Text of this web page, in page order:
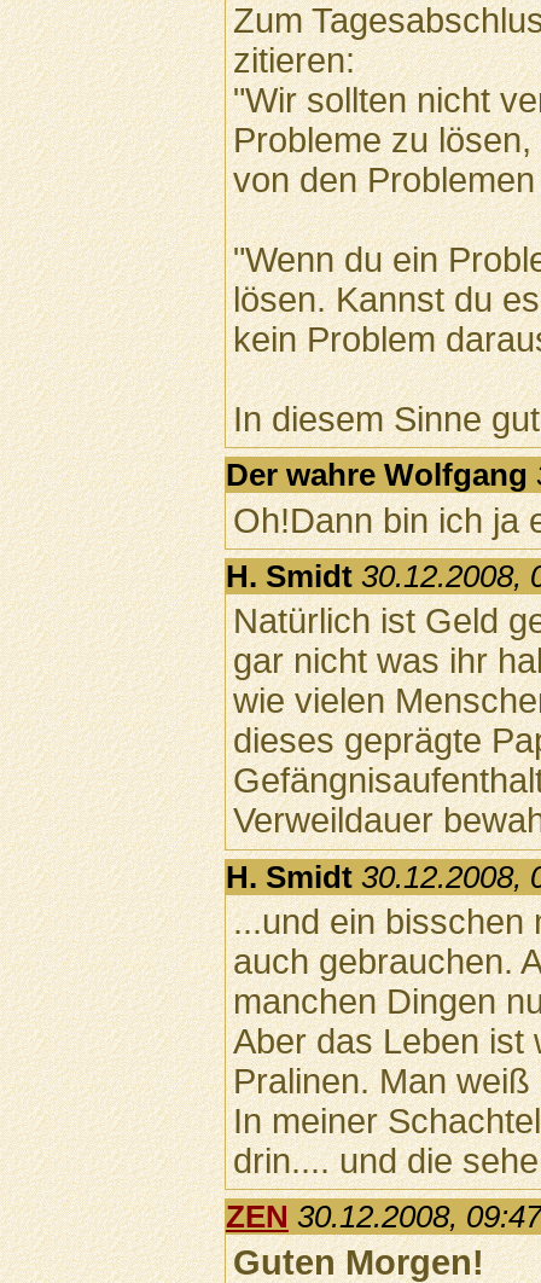
Zum
zitieren:
"Wir sollten nicht
Probleme zu
von den
"Wenn du ein
lösen. Kannst du
kein Problem
In diesem Sinne
Der wahre Wolfgang
Oh!Dann bin ich ja
H. Smidt 30.12.2008,
Natürlich ist Geld
gar nicht was ihr
wie vielen
dieses geprägte
Verweildauer
H. Smidt 30.12.2008,
...und ein bisschen
auch gebrauchen.
manchen Dingen
Aber das Leben ist
Pralinen. Man
In meiner
drin.... und die
ZEN 30.12.2008,
Guten Morgen!